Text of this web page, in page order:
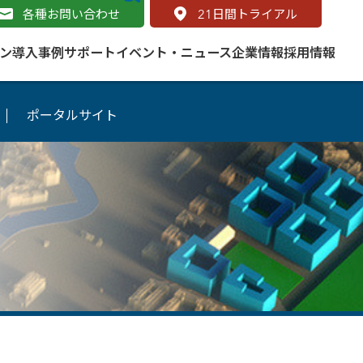
Cloud Service
のマネージドサービス
ング プラットフォーム
路
トモビリティ
導入事例 サポート
理情報システム）とは
解説
学ぼう ArcGIS
学ぶ
スマップ用語集
イベント・ニュース企業情報採用情報
各種お問い合わせ 21 日間トライアル
ポータルサイト